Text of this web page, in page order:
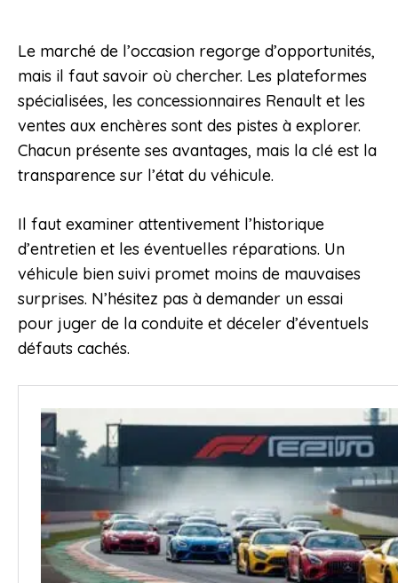
Le marché de l’occasion regorge d’opportunités,
mais il faut savoir où chercher. Les plateformes
spécialisées, les concessionnaires Renault et les
ventes aux enchères sont des pistes à explorer.
Chacun présente ses avantages, mais la clé est la
transparence sur l’état du véhicule.
Il faut examiner attentivement l’historique
d’entretien et les éventuelles réparations. Un
véhicule bien suivi promet moins de mauvaises
surprises. N’hésitez pas à demander un essai
pour juger de la conduite et déceler d’éventuels
défauts cachés.